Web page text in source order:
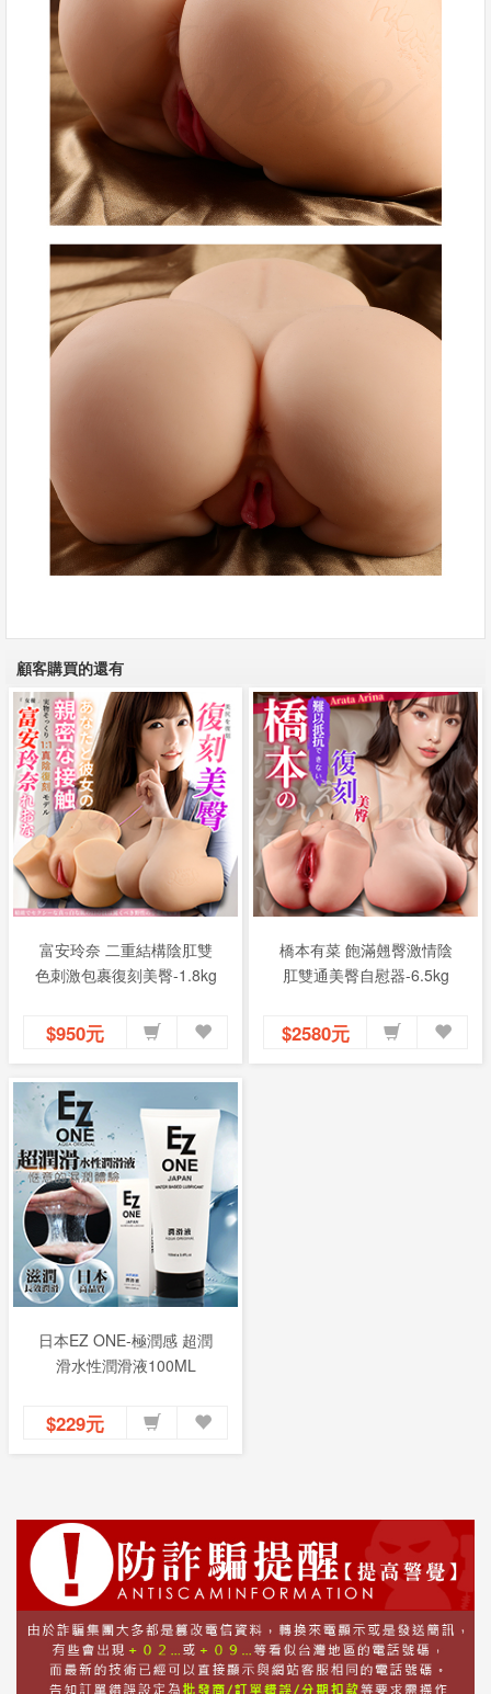
顧客購買的還有
富安玲奈 二重結構陰肛雙
色刺激包裹復刻美臀-1.8kg
$950元
橋本有菜 飽滿翹臀激情陰
肛雙通美臀自慰器-6.5kg
$2580元
日本EZ ONE-極潤感 超潤
滑水性潤滑液100ML
$229元